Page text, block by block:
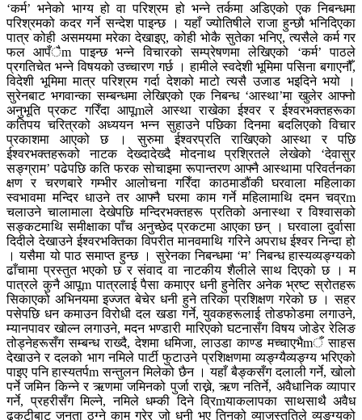
‘कर्म’ भनेको भाग्य हो वा परिश्रम हो भन्ने तर्कमा अडिएको एक निबन्धमा
परिश्रमको कदर गर्ने सन्देश पाइन्छ । यहाँ ज्योतिषीले राजा हुन्छौ भनिदिएका
पात्र कोही असमयमा मरेका देखाइए, कोही भोकै सुतेका भनिए, त्यसैले कर्म गर
फल आपँैm पाइन्छ भन्ने विचारको सम्प्रेषणमा लेखिएको ‘कर्म’ पाठले
प्रगतिचेत भन्ने विषयको उच्चारण गर्छ । हामीले स्वदेशी भूमिमा पसिना बगाएनौँ,
विदेशी भूमिमा मात्र परिश्रम गर्दा देशको माटो त्यसै उजाड भइदिने भयो ।
सुरेनबाट भगवान्का सम्बन्धमा लेखिएको एक निबन्ध ‘आस्था’मा खुलेर आफ्नो
अनुभूति प्रकट गरिँदा आपूmले आस्था राखेका ईश्वर र ईश्वरभक्तहरूका
कतिपय चरित्रको अध्ययन भन्न सुहाउने पछिका दिनमा बदलिएको विचार
प्रकाशमा आएको छ । सुरुमा ईश्वरप्रति राखिएको आस्था र पछि
ईश्वरभक्तहरूको नाटक देख्दादेख्दै मोदनाथ प्रश्रितले लेखेको ‘देवासुर
सङ्ग्राम’ पढेपछि कति फरक सोचाइमा रूपान्तरण आफ्नै आस्थामा परिवर्तनका
क्षण र चरणबारे गम्भीर आलोचना गरिँदा काठमाडौंकी घरवाला महिलाका
स्वभावमा मन्दिर धाउने तर आफ्नै घरमा काम गर्ने महिलामाथि दमन चव्रm
चलाउने चालामाला देखेपछि मन्दिरभक्तहरू प्रतिको अनास्था र विश्वासको
सङ्कटमाथि समीक्षाका पाँच अनुच्छेद प्रकटमा आएका छन् । घरवाला दुर्वासा
दिदीले देखाउने ईश्वरभक्तिका विपरीत मानवमाथि गरिने अपराध ईश्वर निन्दा हो
। यसैमा यो पाठ समाप्त हुन्छ । सुरेनका निबन्धमा ‘म’ निबन्ध हास्यव्यङ्ग्यको
ढाँचामा प्रस्तुत भएको छ र संवाद वा नाटकीय शैलीले साथ दिएको छ । म
पात्रले कुनै आपूm पात्रलाई पैसा कमाएर धनी हुनेतिर अनेक भ्रष्ट स्रोतहरू
सिकाएको अभिनयमा इज्जत बेचेर धनी हुने तरिका प्रशिक्षण गरेको छ । सहर
पसेपछि धन कमाउन विरोधी दल खडा गर्ने, युवकहरूलाई तोडफोडमा लगाउने,
म्यानपावर खोल्न लगाउने, मदन भण्डारी मारिएको घटनासँग विषय जोडेर रेलिङ
तोड्नेहरूसँग सम्बन्ध राख्दै, देशमा धमिजा, लाउडा काण्ड मच्चाएभैmँ साहस
देखाउने र दलको भाग नमिले पार्टी फुटाउने प्रशिक्षणमा व्यङ्ग्यैव्यङ्ग्य भरिएको
पाइए पनि हास्यतर्पm सन्तुलन मिलेको छैन । यहाँ बैङ्कसँग दलाली गर्ने, खोलो
पर्ने जमिन किन्ने र ऋणमा जमिनको पुर्जा राख्ने, ऋण नतिर्ने, अवैधानिक व्यापार
गर्ने, प्रहरीसँग मिल्ने, नमिले धम्की दिने व्रिmयाकलापका साथसाथै अवैध
ढुकुटीबाट जनता ठग्ने काम गरेर जो धनी भए तिनको व्याजस्तुतिले व्यङ्ग्यको